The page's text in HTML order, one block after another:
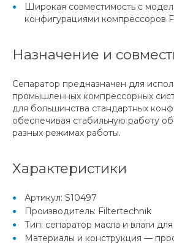
Широкая совместимость с
конфигурациями компрессоров
Назначение и
Сепаратор предназначен для
промышленных компрессорных
для большинства стандартных
обеспечивая стабильную работу
разных режимах работы.
Характеристики
Артикул: S10497
Производитель: Filtertechnik
Тип: сепаратор масла и влаги
Материалы и конструкция —